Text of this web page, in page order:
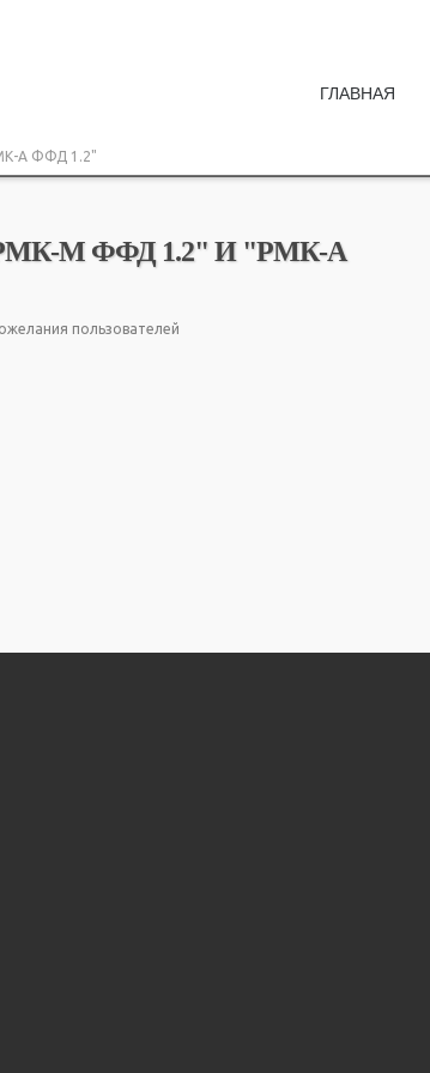
ГЛАВНАЯ
А ФФД 1.2"
М ФФД 1.2" И "РМК-А
пользователей